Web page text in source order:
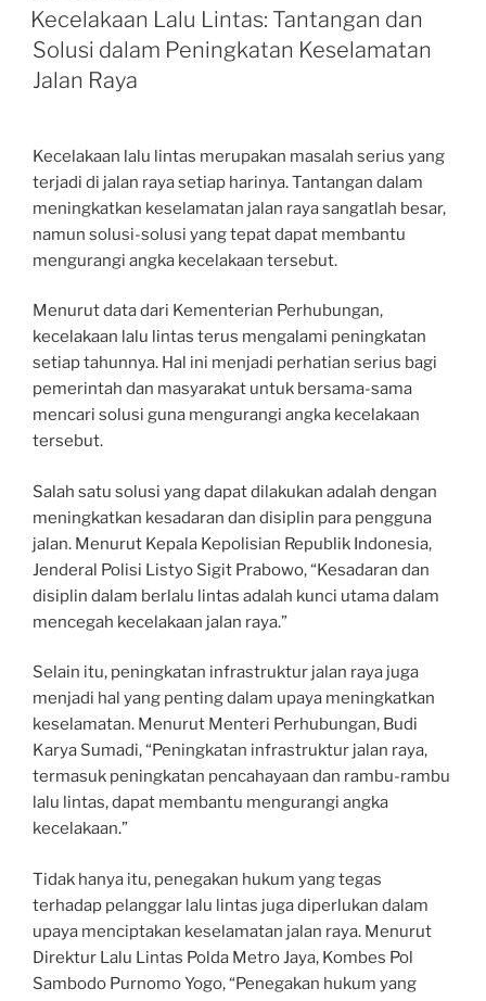
ON
Kecelakaan Lalu Lintas: Tantangan dan
Solusi dalam Peningkatan Keselamatan
Jalan Raya
Kecelakaan lalu lintas merupakan masalah serius yang
terjadi di jalan raya setiap harinya. Tantangan dalam
meningkatkan keselamatan jalan raya sangatlah besar,
namun solusi-solusi yang tepat dapat membantu
mengurangi angka kecelakaan tersebut.
Menurut data dari Kementerian Perhubungan,
kecelakaan lalu lintas terus mengalami peningkatan
setiap tahunnya. Hal ini menjadi perhatian serius bagi
pemerintah dan masyarakat untuk bersama-sama
mencari solusi guna mengurangi angka kecelakaan
tersebut.
Salah satu solusi yang dapat dilakukan adalah dengan
meningkatkan kesadaran dan disiplin para pengguna
jalan. Menurut Kepala Kepolisian Republik Indonesia,
Jenderal Polisi Listyo Sigit Prabowo, “Kesadaran dan
disiplin dalam berlalu lintas adalah kunci utama dalam
mencegah kecelakaan jalan raya.”
Selain itu, peningkatan infrastruktur jalan raya juga
menjadi hal yang penting dalam upaya meningkatkan
keselamatan. Menurut Menteri Perhubungan, Budi
Karya Sumadi, “Peningkatan infrastruktur jalan raya,
termasuk peningkatan pencahayaan dan rambu-rambu
lalu lintas, dapat membantu mengurangi angka
kecelakaan.”
Tidak hanya itu, penegakan hukum yang tegas
terhadap pelanggar lalu lintas juga diperlukan dalam
upaya menciptakan keselamatan jalan raya. Menurut
Direktur Lalu Lintas Polda Metro Jaya, Kombes Pol
Sambodo Purnomo Yogo, “Penegakan hukum yang